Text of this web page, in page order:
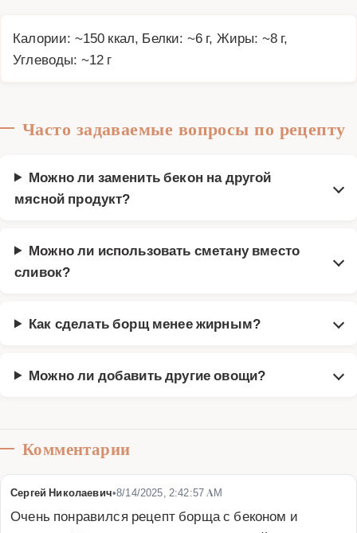
Калории: ~150 ккал, Белки: ~6 г, Жиры: ~8 г,
Углеводы: ~12 г
Часто задаваемые вопросы по рецепту
Можно ли заменить бекон на другой
мясной продукт?
Можно ли использовать сметану вместо
сливок?
Как сделать борщ менее жирным?
Можно ли добавить другие овощи?
Комментарии
Сергей Николаевич•8/14/2025, 2:42:57 AM
Очень понравился рецепт борща с беконом и